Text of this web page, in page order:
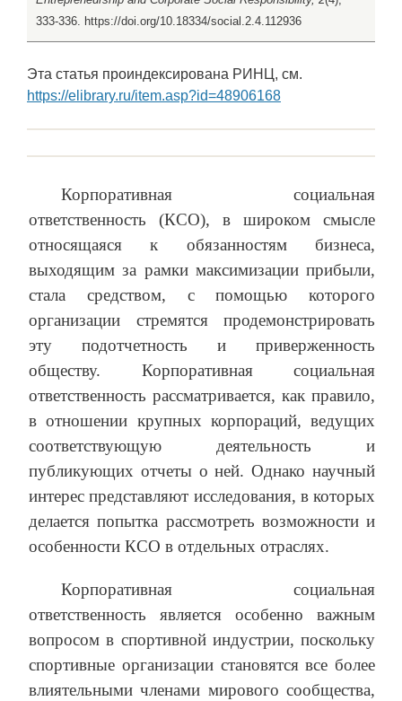
333-336. https://doi.org/10.18334/social.2.4.112936
Эта статья проиндексирована РИНЦ, см.
https://elibrary.ru/item.asp?id=48906168
Корпоративная социальная
ответственность (КСО), в широком смысле
относящаяся к обязанностям бизнеса,
выходящим за рамки максимизации прибыли,
стала средством, с помощью которого
организации стремятся продемонстрировать
эту подотчетность и приверженность
обществу. Корпоративная социальная
ответственность рассматривается, как правило,
в отношении крупных корпораций, ведущих
соответствующую деятельность и
публикующих отчеты о ней. Однако научный
интерес представляют исследования, в которых
делается попытка рассмотреть возможности и
особенности КСО в отдельных отраслях.
Корпоративная социальная
ответственность является особенно важным
вопросом в спортивной индустрии, поскольку
спортивные организации становятся все более
влиятельными членами мирового сообщества,